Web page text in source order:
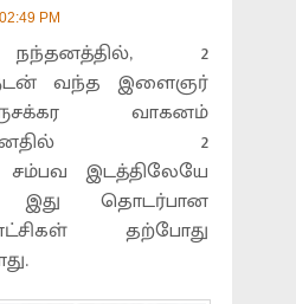
PM
2
வந்த இளைஞர்
வாகனம்
2
இடத்திலேயே
இது தொடர்பான
தற்போது